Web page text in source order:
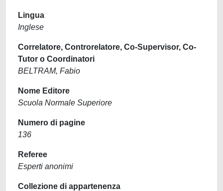
Lingua
Inglese
Correlatore, Controrelatore, Co-Supervisor, Co-
Tutor o Coordinatori
BELTRAM, Fabio
Nome Editore
Scuola Normale Superiore
Numero di pagine
136
Referee
Esperti anonimi
Collezione di appartenenza